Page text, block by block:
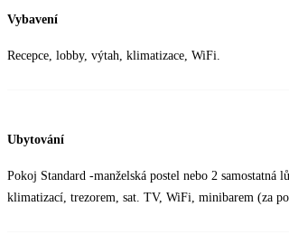
Vybavení
Recepce, lobby, výtah, klimatizace, WiFi.
Ubytování
Pokoj Standard -manželská postel nebo 2
klimatizací, trezorem, sat. TV, WiFi, minibarem (za